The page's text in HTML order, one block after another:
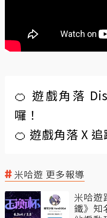
🍊 遊戲角落
囉！
🍊 遊戲角落 X
米哈遊 更多報導
米哈遊
鐵》知